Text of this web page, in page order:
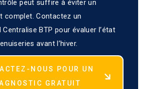
peut suffire à éviter un
complet. Contactez un
BTP pour évaluer l’état
avant l’hiver.
NOUS POUR UN
GRATUIT